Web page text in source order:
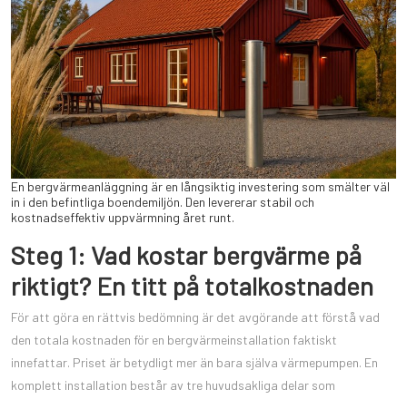
En bergvärmeanläggning är en långsiktig investering som smälter väl
in i den befintliga boendemiljön. Den levererar stabil och
kostnadseffektiv uppvärmning året runt.
Steg 1: Vad kostar bergvärme på
riktigt? En titt på totalkostnaden
För att göra en rättvis bedömning är det avgörande att förstå vad
den totala kostnaden för en bergvärmeinstallation faktiskt
innefattar. Priset är betydligt mer än bara själva värmepumpen. En
komplett installation består av tre huvudsakliga delar som